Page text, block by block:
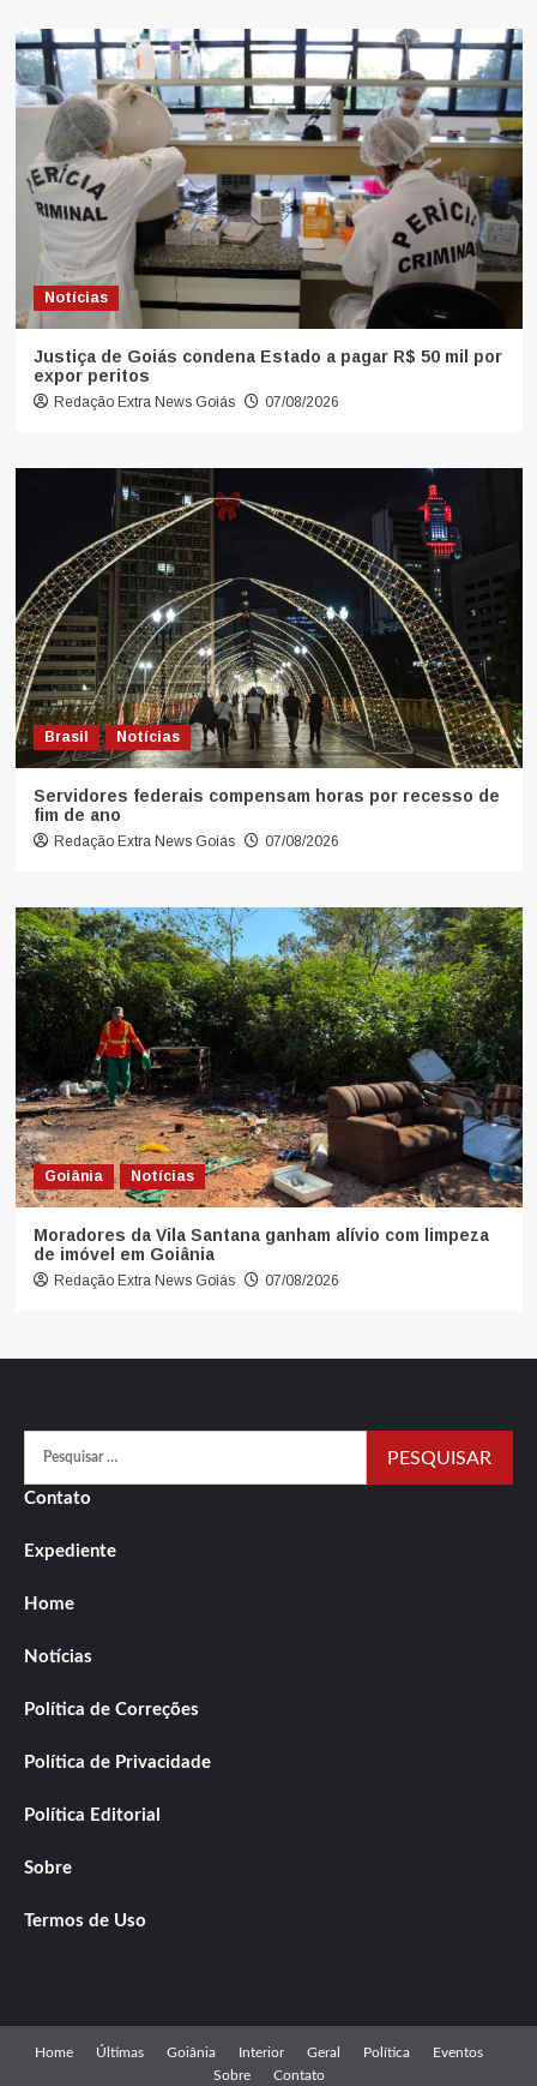
Notícias
Justiça de Goiás condena Estado a pagar R$ 50 mil por
expor peritos
Redação Extra News Goiás 07/08/2026
Brasil Notícias
Servidores federais compensam horas por recesso de
fim de ano
Redação Extra News Goiás 07/08/2026
Goiânia Notícias
Moradores da Vila Santana ganham alívio com limpeza
de imóvel em Goiânia
Redação Extra News Goiás 07/08/2026
por:
Contato
Expediente
Home
Notícias
Política de Correções
Política de Privacidade
Política Editorial
Sobre
Termos de Uso
Home Últimas Goiânia Interior Geral Política
Eventos
Sobre
Contato